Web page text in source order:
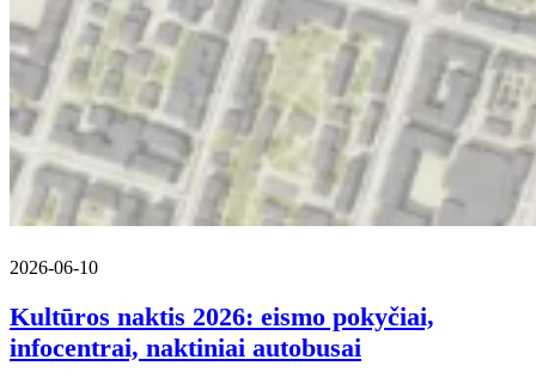
2026-06-10
Kultūros naktis 2026: eismo pokyčiai,
infocentrai, naktiniai autobusai